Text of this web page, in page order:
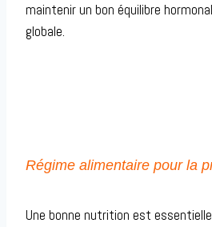
maintenir un bon équilibre
globale.
Régime alimentaire pour la
Une bonne nutrition est